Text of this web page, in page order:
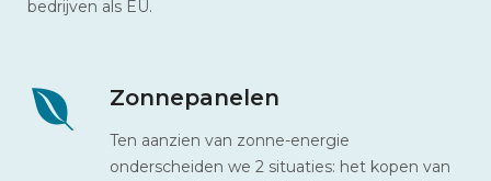
bedrijven als EU.
Zonnepanelen
Ten aanzien van zonne-energie
onderscheiden we 2 situaties: het kopen van